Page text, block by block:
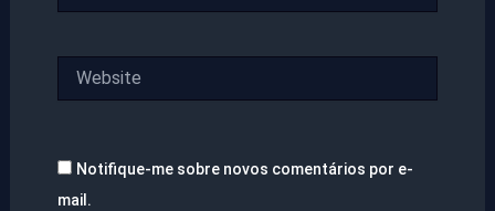
Notifique-me sobre novos comentários por e-
mail.